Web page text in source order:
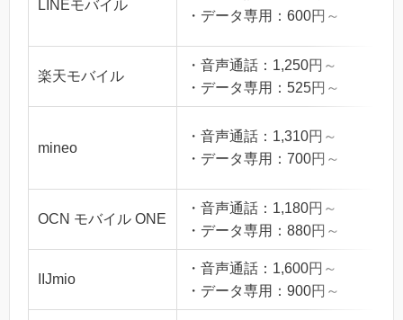
LINEモバイル
・データ専用：600円～
楽天モバイル
・音声通話：1,250円～
・データ専用：525円～
mineo
・音声通話：1,310円～
・データ専用：700円～
OCN モバイル ONE
・音声通話：1,180円～
・データ専用：880円～
IIJmio
・音声通話：1,600円～
・データ専用：900円～